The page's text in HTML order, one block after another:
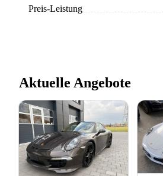
Preis-Leistung
Aktuelle Angebote